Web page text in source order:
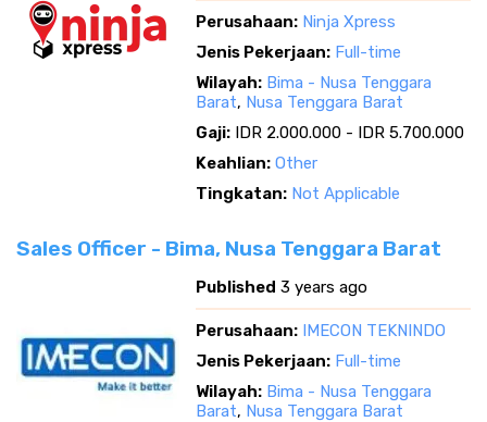
Perusahaan: Ninja Xpress
Jenis Pekerjaan: Full-time
Wilayah: Bima - Nusa Tenggara
Barat, Nusa Tenggara Barat
Gaji: IDR 2.000.000 - IDR 5.700.000
Keahlian: Other
Tingkatan: Not Applicable
Sales Officer - Bima, Nusa Tenggara Barat
Published 3 years ago
Perusahaan: IMECON TEKNINDO
Jenis Pekerjaan: Full-time
Wilayah: Bima - Nusa Tenggara
Barat, Nusa Tenggara Barat